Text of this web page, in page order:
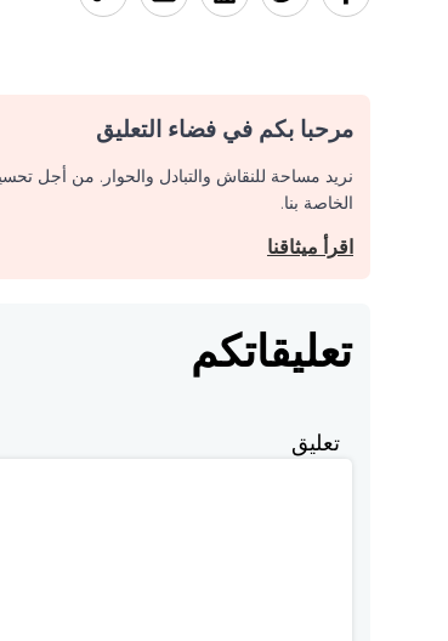
مرحبا بكم في فضاء التعليق
نريد مساحة للنقاش والتبادل والحوار. من أجل
الخاصة بنا.
اقرأ ميثاقنا
تعليقاتكم
تعليق